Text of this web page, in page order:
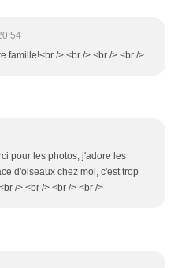
famille!<br /> <br /> <br /> <br />
pour les photos, j'adore les
d'oiseaux chez moi, c'est trop
/> <br /> <br /> <br />